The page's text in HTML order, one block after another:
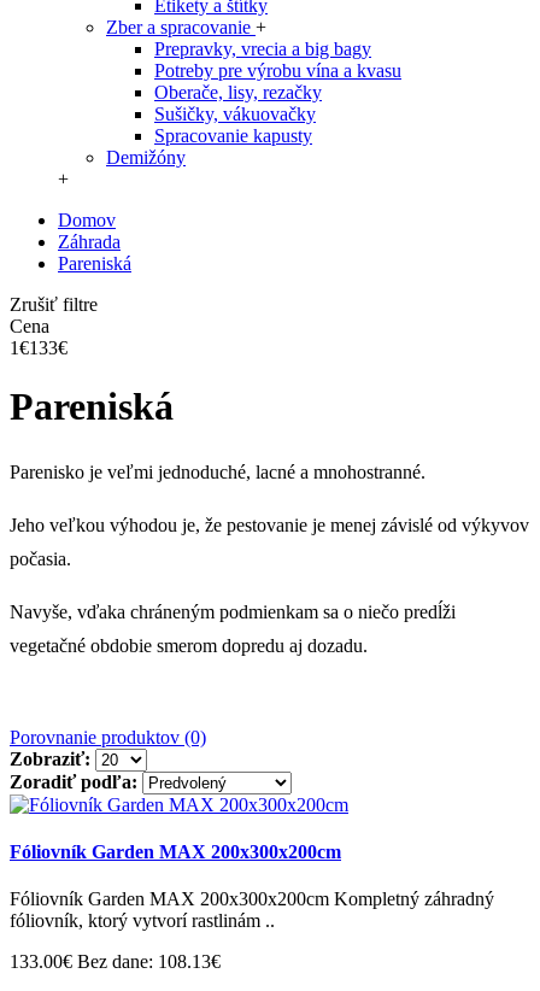
Etikety a štítky
Zber a spracovanie +
Prepravky, vrecia a big bagy
Potreby pre výrobu vína a kvasu
Oberače, lisy, rezačky
Sušičky, vákuovačky
Spracovanie kapusty
Demižóny
+
Domov
Záhrada
Pareniská
Zrušiť filtre
Cena
1€133€
Pareniská
Parenisko je veľmi jednoduché, lacné a mnohostranné.
Jeho veľkou výhodou je, že pestovanie je menej závislé od výkyvov
počasia.
Navyše, vďaka chráneným podmienkam sa o niečo predĺži
vegetačné obdobie smerom dopredu aj dozadu.
Porovnanie produktov (0)
Zobraziť:
Zoradiť podľa:
Fóliovník Garden MAX 200x300x200cm
Fóliovník Garden MAX 200x300x200cm Kompletný záhradný
fóliovník, ktorý vytvorí rastlinám ..
133.00€ Bez dane: 108.13€